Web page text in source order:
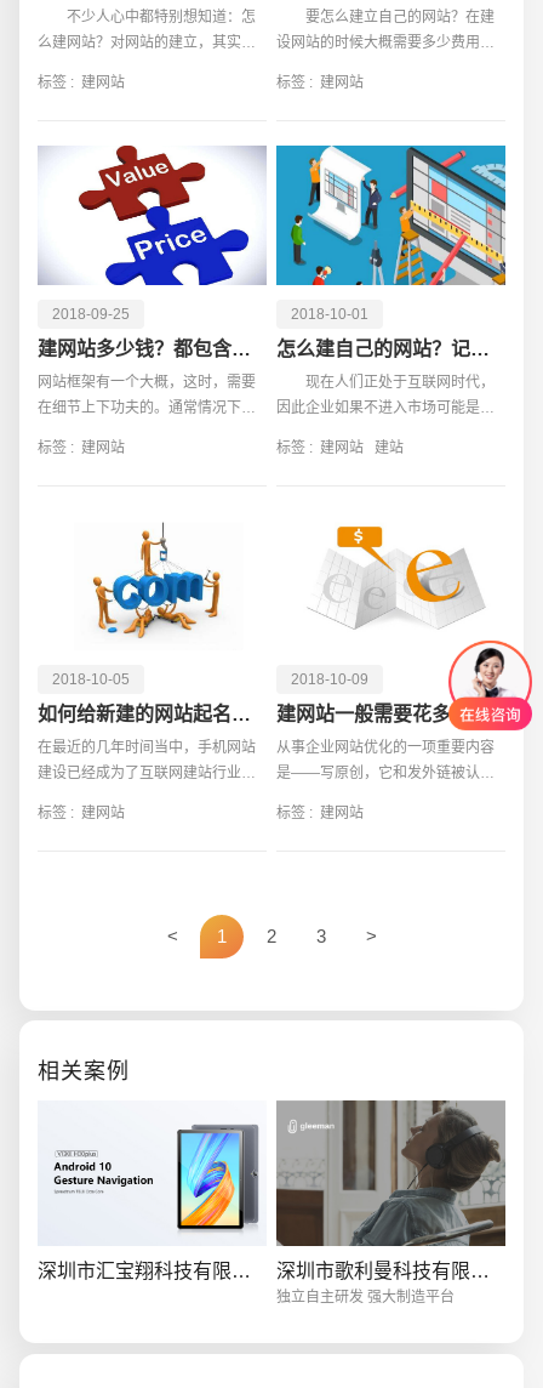
不少人心中都特别想知道：怎
么建网站？对网站的建立，其实是
网站的话，其实都很清楚：这搭建
标签 : 建网站
要怎么建立自己的网站？在建
设网站的时候大概需要多少费用？
这些问题，然后经过多方面的对比
标签 : 建网站
2018-09-25
建网站多少钱？都包含什么方面的费用？
网站框架有一个大概，这时，需要
在细节上下功夫的。通常情况下，
司完成。企业有关的负责人只需挑
标签 : 建网站
2018-10-01
怎么建自己的网站？记住这几点轻松建站！
现在人们正处于互联网时代，
因此企业如果不进入市场可能是会
建设都是交给第三方建站公司，但
标签 : 建网站 建站
2018-10-05
如何给新建的网站起名字 门道有哪些？
在最近的几年时间当中，手机网站
建设已经成为了互联网建站行业当
会当中手机网站建设变得越来越重
标签 : 建网站
2018-10-09
建网站一般需要花多少钱
从事企业网站优化的一项重要内容
是——写原创，它和发外链被认为
而，易百讯对不少SEOer的调查发
标签 : 建网站
< 1 2 3 >
相关案例
深圳市汇宝翔科技有限公司 深圳市歌利曼科技有限公司
独立自主研发 强大制造平台
电话 微信号
创意品牌型网站 · 标准企业官网建设 · 外贸网
电商及系统平台开发 微信小程序开发 · 年度